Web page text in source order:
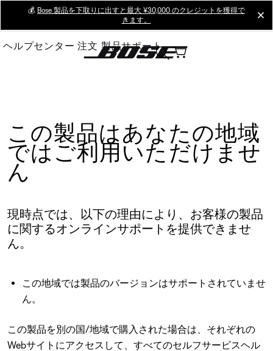
Main
💰 Bose 製品を下取りに出すと最大 ¥30,000 のクレジットを獲得で
きます。
ヘルプセンター 注文 製品サポート
この製品はあなたの地域
ではご利用いただけませ
ん
現時点では、以下の理由により、お客様の製品
に関するオンラインサポートを提供できませ
ん。
この地域では製品のバージョンはサポートされていませ
ん。
この製品を別の国/地域で購入された場合は、それぞれの
Webサイトにアクセスして、すべてのセルフサービスヘル